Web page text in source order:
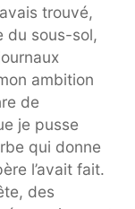
trouvé,
du sous-sol,
ambition
de
je pusse
qui donne
l’avait fait.
des